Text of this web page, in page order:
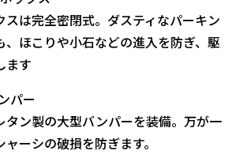
は完全密閉式。ダスティなパーキン
、ほこりや小石などの進入を防ぎ、駆
ます
パー
ン製の大型バンパーを装備。万が一
ーシの破損を防ぎます。